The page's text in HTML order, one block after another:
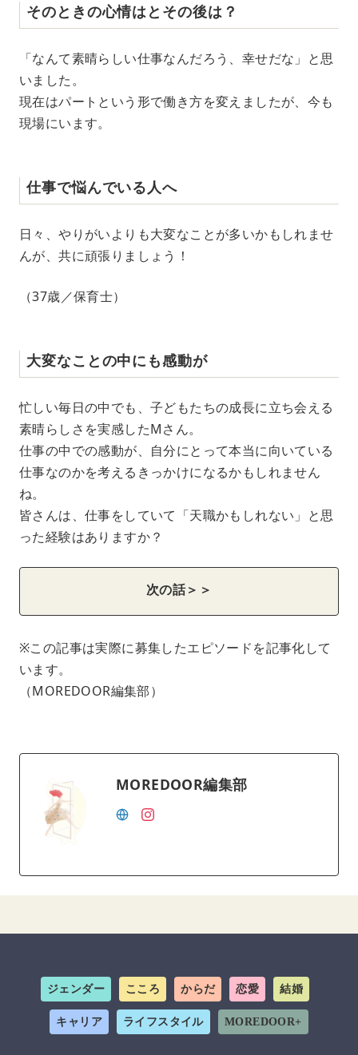
そのときの心情はとその後は？
「なんて素晴らしい仕事なんだろう、幸せだな」と思
いました。
現在はパートという形で働き方を変えましたが、今も
現場にいます。
仕事で悩んでいる人へ
日々、やりがいよりも大変なことが多いかもしれませ
んが、共に頑張りましょう！
（37歳／保育士）
大変なことの中にも感動が
忙しい毎日の中でも、子どもたちの成長に立ち会える
素晴らしさを実感したMさん。
仕事の中での感動が、自分にとって本当に向いている
仕事なのかを考えるきっかけになるかもしれません
ね。
皆さんは、仕事をしていて「天職かもしれない」と思
った経験はありますか？
次の話＞＞
※この記事は実際に募集したエピソードを記事化して
います。
（MOREDOOR編集部）
MOREDOOR編集部
ジェンダー こころ からだ 恋愛 結婚
キャリア ライフスタイル MOREDOOR+